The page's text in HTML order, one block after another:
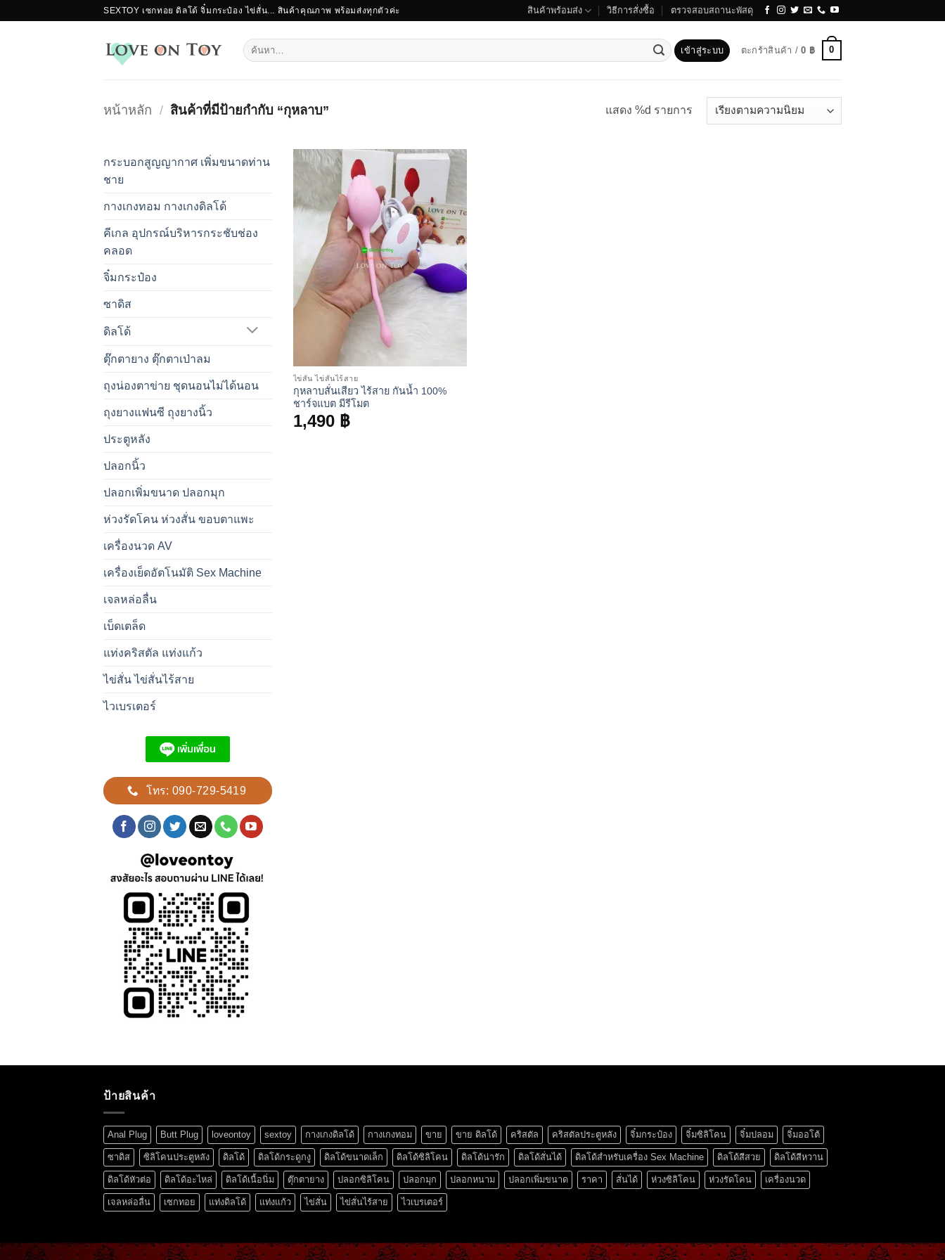
SEXTOY เซกทอย ดิลโด้ จิ๋มกระป๋อง ไข่สั่น... สินค้าคุณภาพ พร้อมส่งทุกตัวค่ะ สินค้าพร้อมส่ง วิธีการสั่งซื้อ ตรวจสอบสถานะพัสดุ
ค้นหา:
เข้าสู่ระบบ ตะกร้าสินค้า /0 ฿ 0
หน้าหลัก / สินค้าที่มีป้ายกำกับ “กุหลาบ” แสดง %d รายการ
กระบอกสูญญากาศ เพิ่มขนาดท่าน
ชาย
กางเกงทอม กางเกงดิลโด้
คีเกล อุปกรณ์บริหารกระชับช่อง
คลอด
จิ๋มกระป๋อง
ซาดิส
ดิลโด้
ตุ๊กตายาง ตุ๊กตาเป่าลม
ถุงน่องตาข่าย ชุดนอนไม่ได้นอน
ถุงยางแฟนซี ถุงยางนิ้ว
ประตูหลัง
ปลอกนิ้ว
ปลอกเพิ่มขนาด ปลอกมุก
ห่วงรัดโคน ห่วงสั่น ขอบตาแพะ
เครื่องนวด AV
เครื่องเย็ดอัตโนมัติ Sex Machine
เจลหล่อลื่น
เบ็ดเตล็ด
แท่งคริสตัล แท่งแก้ว
ไข่สั่น ไข่สั่นไร้สาย
ไวเบรเตอร์
โทร: 090-729-5419
ไข่สั่น ไข่สั่นไร้สาย
กุหลาบสั่นเสียว ไร้สาย กันน้ำ 100%
ชาร์จแบต มีรีโมต
1,490 ฿
ป้ายสินค้า
Anal Plug Butt Plug loveontoy sextoy กางเกงดิลโด้ กางเกงทอม ขาย ขาย ดิลโด้ คริสตัล คริสตัลประตูหลัง จิ๋มกระป๋อง จิ๋มซิลิโคน จิ๋มปลอม จิ๋มออโต้
ซาดิส ซิลิโคนประตูหลัง ดิลโด้ ดิลโด้กระดูกงู ดิลโด้ขนาดเล็ก ดิลโด้ซิลิโคน ดิลโด้น่ารัก ดิลโด้สั่นได้ ดิลโด้สำหรับเครื่อง Sex Machine ดิลโด้สีสวย ดิลโด้สีหวาน
ดิลโด้หัวต่อ ดิลโด้อะไหล่ ดิลโด้เนื้อนิ่ม ตุ๊กตายาง ปลอกซิลิโคน ปลอกมุก ปลอกหนาม ปลอกเพิ่มขนาด ราคา สั่นได้ ห่วงซิลิโคน ห่วงรัดโคน เครื่องนวด
เจลหล่อลื่น เซกทอย แท่งดิลโด้ แท่งแก้ว ไข่สั่น ไข่สั่นไร้สาย ไวเบรเตอร์